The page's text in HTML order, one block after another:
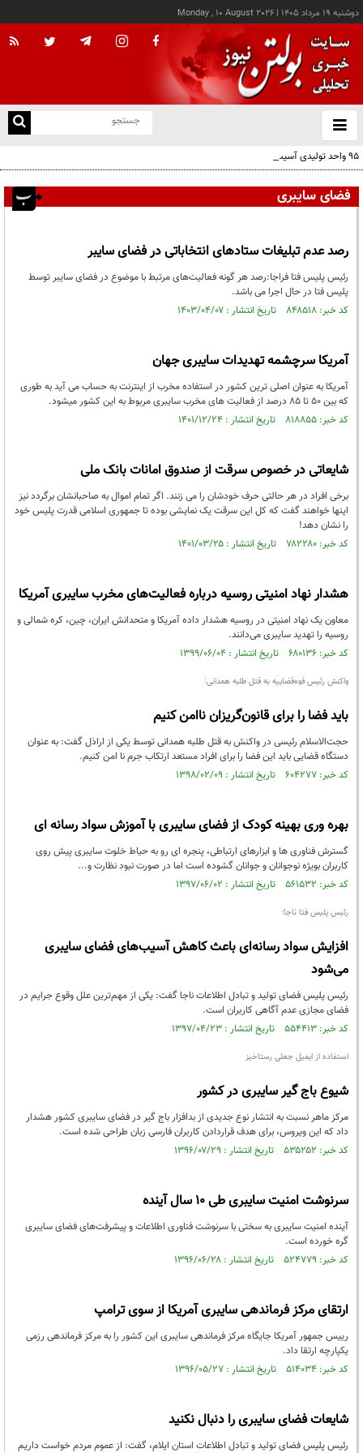
دوشنبه ۱۹ مرداد ۱۴۰۵ |
Monday , 10 August 2026
باز
و
95 واحد تولیدی آسیب‌دیده از جنگ در تهران به چرخه تولید بازگشتند
فضای سایبری
رصد عدم تبلیغات ستادهای انتخاباتی در فضای سایبر
رئیس پلیس فتا فراجا:رصد هر گونه فعالیت‌های مرتبط با موضوع در فضای سایبر توسط
پلیس فتا در حال اجرا می باشد.
کد خبر: ۸۴۸۵۱۸ تاریخ انتشار : ۱۴۰۳/۰۴/۰۷
آمریکا سرچشمه تهدیدات سایبری جهان
آمریکا به عنوان اصلی ترین کشور در استفاده مخرب از اینترنت به حساب می آید به طوری
که بین ۵۰ تا ۸۵ درصد از فعالیت های مخرب سایبری مربوط به این کشور میشود.
کد خبر: ۸۱۸۸۵۵ تاریخ انتشار : ۱۴۰۱/۱۲/۲۴
شایعاتی در خصوص سرقت از صندوق امانات بانک ملی
برخی افراد در هر حالتی حرف خودشان را می زنند. اگر تمام اموال به صاحبانشان برگردد نیز
اینها خواهند گفت که کل این سرقت یک نمایشی بوده تا جمهوری اسلامی قدرت پلیس خود
را نشان دهد!
کد خبر: ۷۸۲۲۸۰ تاریخ انتشار : ۱۴۰۱/۰۳/۲۵
هشدار نهاد امنیتی روسیه درباره فعالیت‌های مخرب سایبری آمریکا
معاون یک نهاد‌ امنیتی در روسیه هشدار داده آمریکا و متحدانش ایران، چین، کره شمالی و
روسیه را تهدید سایبری می‌دانند.
کد خبر: ۶۸۰۱۳۶ تاریخ انتشار : ۱۳۹۹/۰۶/۰۴
واکنش رئیس قوه‌قضاییه به قتل طلبه همدانی:
باید فضا را برای قانون‌گریزان ناامن کنیم
حجت‌الاسلام رئیسی در واکنش به قتل طلبه همدانی توسط یکی از اراذل گفت: به عنوان
دستگاه قضایی باید این فضا را برای افراد مستعد ارتکاب جرم نا امن کنیم.
کد خبر: ۶۰۴۲۷۷ تاریخ انتشار : ۱۳۹۸/۰۲/۰۹
بهره وری بهینه کودک از فضای سایبری با آموزش سواد رسانه ای
گسترش فناوری ها و ابزارهای ارتباطی، پنجره ای رو به حیاط خلوت سایبری پیش روی
کاربران بویژه نوجوانان و جوانان گشوده است اما در صورت نبود نظارت و...
کد خبر: ۵۶۱۵۳۲ تاریخ انتشار : ۱۳۹۷/۰۶/۰۲
رئیس پلیس فتا ناجا:
افزایش سواد رسانه‌ای باعث کاهش آسیب‌های فضای سایبری
می‌شود
رئیس پلیس فضای تولید و تبادل اطلاعات ناجا گفت: یکی از مهم‌ترین علل وقوع جرایم در
فضای مجازی عدم آگاهی کاربران است.
کد خبر: ۵۵۴۴۱۳ تاریخ انتشار : ۱۳۹۷/۰۴/۲۳
استفاده از ایمیل جعلی رستاخیز
شیوع باج گیر سایبری در کشور
مرکز ماهر نسبت به انتشار نوع جدیدی از بدافزار باج گیر در فضای سایبری کشور هشدار
داد که این ویروس، برای هدف قراردادن کاربران فارسی زبان طراحی شده است.
کد خبر: ۵۳۵۲۵۲ تاریخ انتشار : ۱۳۹۶/۰۷/۲۹
سرنوشت امنیت سایبری طی ۱۰ سال آینده
آینده امنیت سایبری به سختی با سرنوشت فناوری اطلاعات و پیشرفت‌های فضای سایبری
گره خورده است.
کد خبر: ۵۲۴۷۷۹ تاریخ انتشار : ۱۳۹۶/۰۶/۲۸
ارتقای مرکز فرماندهی سایبری آمریکا از سوی ترامپ
رییس جمهور آمریکا جایگاه مرکز فرماندهی سایبری این کشور را به مرکز فرماندهی رزمی
یکپارچه ارتقا داد.
کد خبر: ۵۱۴۰۳۴ تاریخ انتشار : ۱۳۹۶/۰۵/۲۷
شایعات فضای سایبری را دنبال نکنید
رئیس پلیس فضای تولید و تبادل اطلاعات استان ایلام، گفت: از عموم مردم خواست داریم